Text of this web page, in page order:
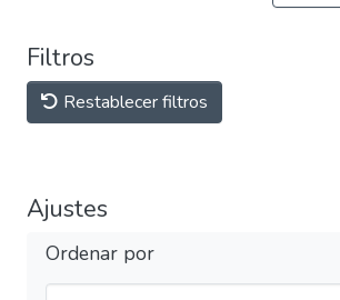
Filtros
Restablecer filtros
Ajustes
Ordenar por